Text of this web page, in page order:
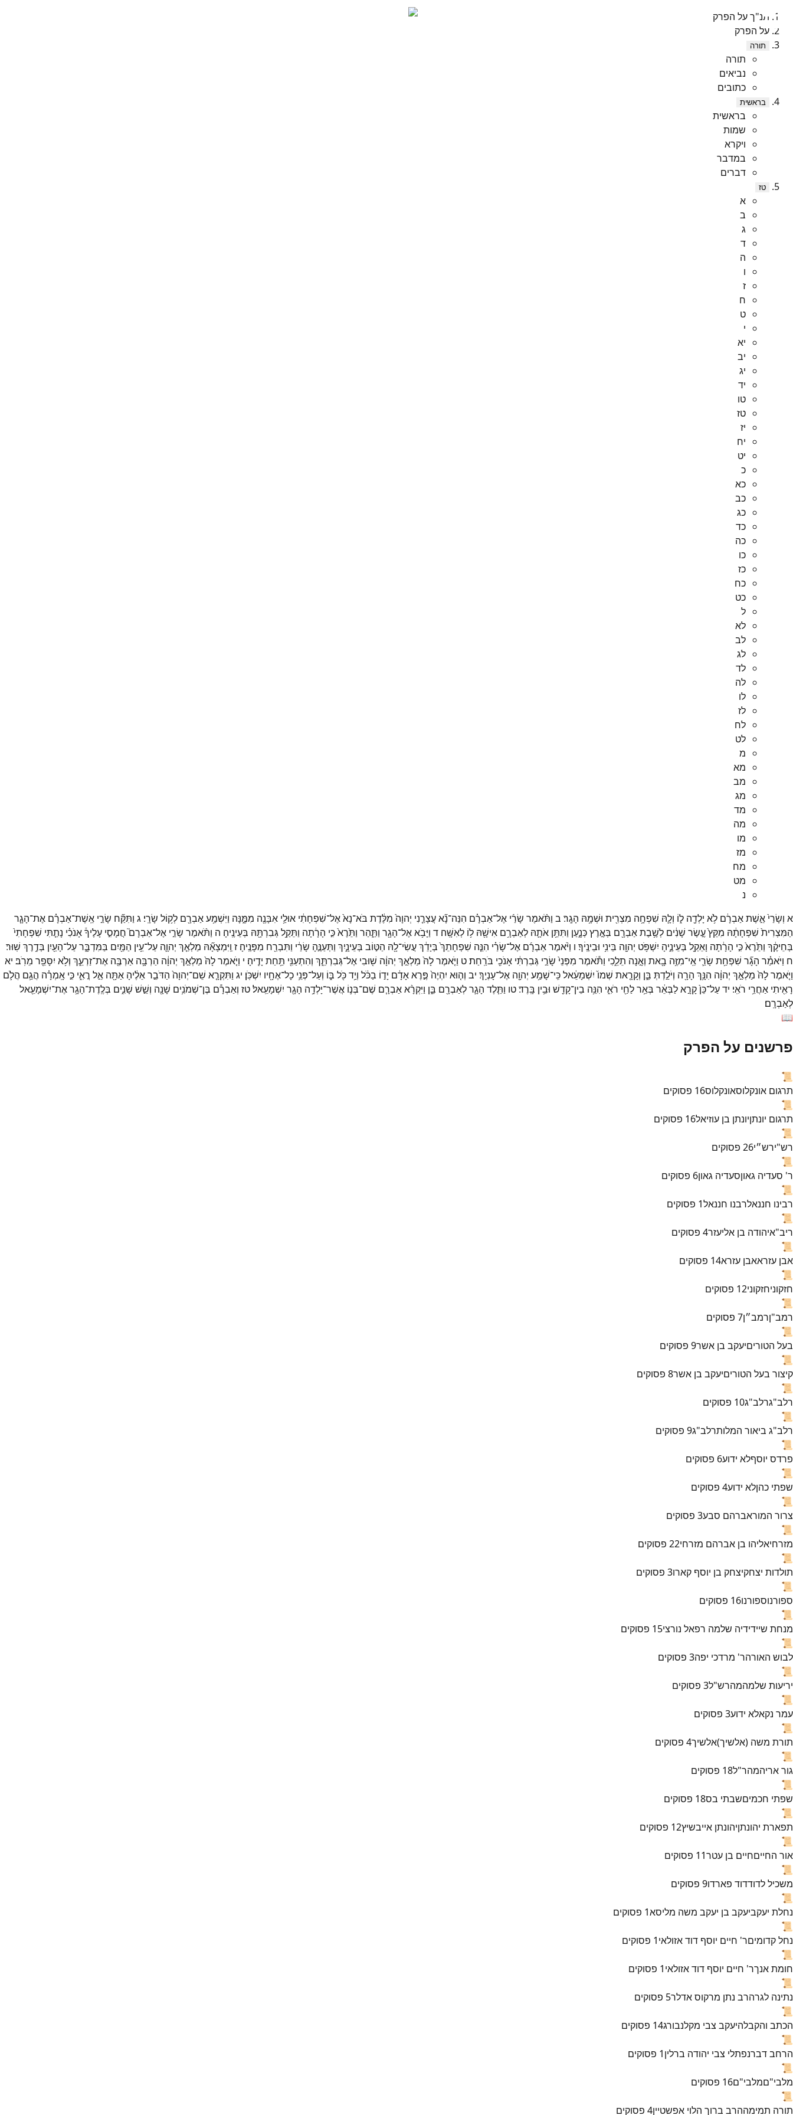
תנ"ך על הפרק
על הפרק
תורה
תורה
נביאים
כתובים
בראשית
בראשית
שמות
ויקרא
במדבר
דברים
טז
א
ב
ג
ד
ה
ו
ז
ח
ט
י
יא
יב
יג
יד
טו
טז
יז
יח
יט
כ
כא
כב
כג
כד
כה
כו
כז
כח
כט
ל
לא
לב
לג
לד
לה
לו
לז
לח
לט
מ
מא
מב
מג
מד
מה
מו
מז
מח
מט
נ
א וְשָׂרַי֙אֵ֣שֶׁתאַבְרָ֔ם לֹ֥א יָלְדָ֖ה ל֑וֹ וְלָ֛הּ שִׁפְחָ֥ה מִצְרִ֖ית וּשְׁמָ֥הּ הָגָֽר׃ ב וַתֹּ֨אמֶר שָׂרַ֜י אֶל־אַבְרָ֗ם הִנֵּה־נָ֞אעֲצָרַ֤נִי יְהוָה֙ מִלֶּ֔דֶת בֹּא־נָא֙אֶל־שִׁפְחָתִ֔י אוּלַ֥י אִבָּנֶ֖ה מִמֶּ֑נָּה וַיִּשְׁמַ֥עאַבְרָ֖ם לְק֥וֹל שָׂרָֽי׃ ג וַתִּקַּ֞ח שָׂרַ֣י אֵֽשֶׁת־אַבְרָ֗ם אֶת־הָגָ֤ר
הַמִּצְרִית֙ שִׁפְחָתָ֔הּ מִקֵּץ֙עֶ֣שֶׂר שָׁנִ֔ים לְשֶׁ֥בֶתאַבְרָ֖ם בְּאֶ֣רֶץכְּנָ֑עַן וַתִּתֵּ֥ן אֹתָ֛הּ לְאַבְרָ֥ם אִישָׁ֖הּ ל֥וֹ לְאִשָּֽׁה׃ ד וַיָּבֹ֥אאֶל־הָגָ֖ר וַתַּ֑הַר וַתֵּ֙רֶא֙כִּ֣י הָרָ֔תָה וַתֵּקַ֥לגְּבִרְתָּ֖הּ בְּעֵינֶֽיהָ׃ ה וַתֹּ֨אמֶר שָׂרַ֣י אֶל־אַבְרָם֮ חֲמָסִ֣י עָלֶיךָ֒אָנֹכִ֗י נָתַ֤תִּי שִׁפְחָתִי֙
בְּחֵיקֶ֔ךָ וַתֵּ֙רֶא֙כִּ֣י הָרָ֔תָה וָאֵקַ֖ל בְּעֵינֶ֑יהָ יִשְׁפֹּ֥ט יְהוָ֖ה בֵּינִ֥י וּבֵינֶֽיׄךָ׃ ו וַיֹּ֨אמֶראַבְרָ֜ם אֶל־שָׂרַ֗י הִנֵּ֤ה שִׁפְחָתֵךְ֙ בְּיָדֵ֔ךְעֲשִׂי־לָ֖הּ הַטּ֣וֹב בְּעֵינָ֑יִךְ וַתְּעַנֶּ֣הָ שָׂרַ֔י וַתִּבְרַ֖ח מִפָּנֶֽיהָ׃ ז וַֽיִּמְצָאָ֞הּ מַלְאַ֧ךְ יְהוָ֛ה עַל־עֵ֥ין הַמַּ֖יִם בַּמִּדְבָּ֑רעַל־הָעַ֖יִן בְּדֶ֥רֶךְ שֽׁוּר׃
ח וַיֹּאמַ֗ר הָגָ֞ר שִׁפְחַ֥ת שָׂרַ֛י אֵֽי־מִזֶּ֥ה בָ֖את וְאָ֣נָה תֵלֵ֑כִי וַתֹּ֕אמֶר מִפְּנֵי֙ שָׂרַ֣י גְּבִרְתִּ֔י אָנֹכִ֖י בֹּרַֽחַת׃ט וַיֹּ֤אמֶרלָהּ֙ מַלְאַ֣ךְ יְהוָ֔ה שׁ֖וּבִי אֶל־גְּבִרְתֵּ֑ךְ וְהִתְעַנִּ֖י תַּ֥חַת יָדֶֽיהָ׃ י וַיֹּ֤אמֶרלָהּ֙ מַלְאַ֣ךְ יְהוָ֔ה הַרְבָּ֥ה אַרְבֶּ֖ה אֶת־זַרְעֵ֑ךְ וְלֹ֥א יִסָּפֵ֖ר מֵרֹֽב׃ יא
וַיֹּ֤אמֶרלָהּ֙ מַלְאַ֣ךְ יְהוָ֔ה הִנָּ֥ךְ הָרָ֖ה וְיֹלַ֣דְתְּ בֵּ֑ן וְקָרָ֤את שְׁמוֹ֙ יִשְׁמָעֵ֔אלכִּֽי־שָׁמַ֥ע יְהוָ֖ה אֶל־עָנְיֵֽךְ׃ יב וְה֤וּא יִהְיֶה֙ פֶּ֣רֶאאָדָ֔ם יָד֣וֹ בַכֹּ֔ל וְיַ֥דכֹּ֖ל בּ֑וֹ וְעַל־פְּנֵ֥י כָל־אֶחָ֖יו יִשְׁכֹּֽן׃ יג וַתִּקְרָ֤א שֵׁם־יְהוָה֙ הַדֹּבֵ֣ראֵלֶ֔יהָ אַתָּ֖ה אֵ֣ל רֳאִ֑י כִּ֣י אָֽמְרָ֗ה הֲגַ֥ם הֲלֹ֛ם
רָאִ֖יתִי אַחֲרֵ֥י רֹאִֽי׃ ידעַל־כֵּן֙קָרָ֣אלַבְּאֵ֔ר בְּאֵ֥רלַחַ֖י רֹאִ֑י הִנֵּ֥ה בֵין־קָדֵ֖שׁ וּבֵ֥ין בָּֽרֶד׃טו וַתֵּ֧לֶד הָגָ֛רלְאַבְרָ֖ם בֵּ֑ן וַיִּקְרָ֨אאַבְרָ֧ם שֶׁם־בְּנ֛וֹ אֲשֶׁר־יָלְדָ֥ה הָגָ֖ר יִשְׁמָעֵֽאל׃טז וְאַבְרָ֕ם בֶּן־שְׁמֹנִ֥ים שָׁנָ֖ה וְשֵׁ֣שׁ שָׁנִ֑ים בְּלֶֽדֶת־הָגָ֥ראֶת־יִשְׁמָעֵ֖אל
לְאַבְרָֽם׃
📖
פרשנים על הפרק
📜
תרגום אונקלוסאונקלוס16 פסוקים
📜
תרגום יונתןיונתן בן עוזיאל16 פסוקים
📜
רש"ירש״י26 פסוקים
📜
ר' סעדיה גאוןסעדיה גאון6 פסוקים
📜
רבינו חננאלרבנו חננאל1 פסוקים
📜
ריב"איהודה בן אליעזר4 פסוקים
📜
אבן עזראאבן עזרא14 פסוקים
📜
חזקוניחזקוני12 פסוקים
📜
רמב"ןרמב״ן7 פסוקים
📜
בעל הטוריםיעקב בן אשר9 פסוקים
📜
קיצור בעל הטוריםיעקב בן אשר8 פסוקים
📜
רלב"גרלב"ג10 פסוקים
📜
רלב"ג ביאור המלותרלב"ג9 פסוקים
📜
פרדס יוסףלא ידוע6 פסוקים
📜
שפתי כהןלא ידוע4 פסוקים
📜
צרור המוראברהם סבע3 פסוקים
📜
מזרחיאליהו בן אברהם מזרחי22 פסוקים
📜
תולדות יצחקיצחק בן יוסף קארו3 פסוקים
📜
ספורנוספורנו16 פסוקים
📜
מנחת שיידידיה שלמה רפאל נורצי15 פסוקים
📜
לבוש האורהר' מרדכי יפה3 פסוקים
📜
יריעות שלמהמהרש"ל3 פסוקים
📜
עמר נקאלא ידוע3 פסוקים
📜
תורת משה (אלשיך)אלשיך4 פסוקים
📜
גור אריהמהר"ל18 פסוקים
📜
שפתי חכמיםשבתי בס18 פסוקים
📜
תפארת יהונתןיהונתן אייבשיץ12 פסוקים
📜
אור החייםחיים בן עטר11 פסוקים
📜
משכיל לדודדוד פארדו9 פסוקים
📜
נחלת יעקביעקב בן יעקב משה מליסא1 פסוקים
📜
נחל קדומיםר' חיים יוסף דוד אזולאי1 פסוקים
📜
חומת אנךר' חיים יוסף דוד אזולאי1 פסוקים
📜
נתינה לגרהרב נתן מרקוס אדלר5 פסוקים
📜
הכתב והקבלהיעקב צבי מקלנבורג14 פסוקים
📜
הרחב דברנפתלי צבי יהודה ברלין1 פסוקים
📜
מלבי"םמלבי"ם16 פסוקים
📜
תורה תמימההרב ברוך הלוי אפשטיין4 פסוקים